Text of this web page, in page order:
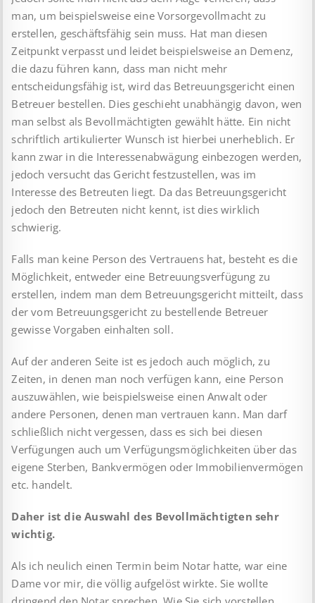
man, um beispielsweise eine Vorsorgevollmacht zu
erstellen, geschäftsfähig sein muss. Hat man diesen
Zeitpunkt verpasst und leidet beispielsweise an Demenz,
die dazu führen kann, dass man nicht mehr
entscheidungsfähig ist, wird das Betreuungsgericht einen
Betreuer bestellen. Dies geschieht unabhängig davon, wen
man selbst als Bevollmächtigten gewählt hätte. Ein nicht
schriftlich artikulierter Wunsch ist hierbei unerheblich. Er
kann zwar in die Interessenabwägung einbezogen werden,
jedoch versucht das Gericht festzustellen, was im
Interesse des Betreuten liegt. Da das Betreuungsgericht
jedoch den Betreuten nicht kennt, ist dies wirklich
schwierig.
Falls man keine Person des Vertrauens hat, besteht es die
Möglichkeit, entweder eine Betreuungsverfügung zu
erstellen, indem man dem Betreuungsgericht mitteilt, dass
der vom Betreuungsgericht zu bestellende Betreuer
gewisse Vorgaben einhalten soll.
Auf der anderen Seite ist es jedoch auch möglich, zu
Zeiten, in denen man noch verfügen kann, eine Person
auszuwählen, wie beispielsweise einen Anwalt oder
andere Personen, denen man vertrauen kann. Man darf
schließlich nicht vergessen, dass es sich bei diesen
Verfügungen auch um Verfügungsmöglichkeiten über das
eigene Sterben, Bankvermögen oder Immobilienvermögen
etc. handelt.
Daher ist die Auswahl des Bevollmächtigten sehr
wichtig.
Als ich neulich einen Termin beim Notar hatte, war eine
Dame vor mir, die völlig aufgelöst wirkte. Sie wollte